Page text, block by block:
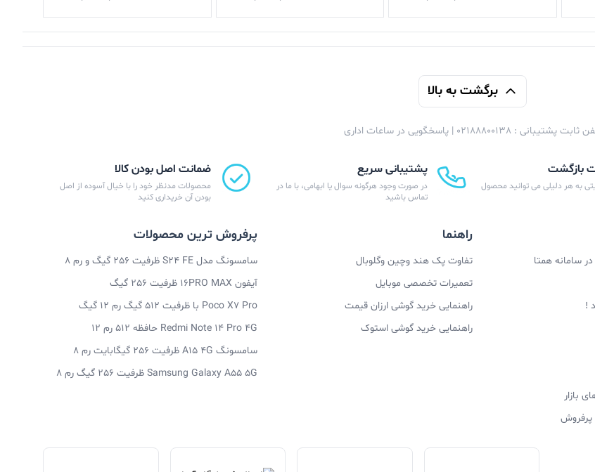
برگشت به بالا
پشتیبانی : 02188800138 | پاسخگویی در ساعات اداری
به هر دلیلی می توانید محصول
پشتیبانی سریع
در صورت وجود هرگونه سوال یا ابهامی، با ما در
تماس باشید
ضمانت اصل بودن کالا
محصولات مدنظر خود را با خیال آسوده از اصل
بودن آن خریداری کنید
سامانه همتا
!
بازار
پرفروش
راهنما
تفاوت پک هند وچین وگلوبال
تعمیرات تخصصی موبایل
راهنمایی خرید گوشی ارزان قیمت
راهنمایی خرید گوشی استوک
پرفروش ترین محصولات
سامسونگ مدل S24 FE ظرفیت 256 گیگ و رم 8
آیفون 16PRO MAX ظرفیت 256 گیگ
Poco X7 Pro با ظرفیت 512 گیگ رم 12 گیگ
Redmi Note 14 Pro 4G حافظه 512 رم 12
سامسونگ A15 4G ظرفیت 256 گیگابایت رم 8
Samsung Galaxy A55 5G ظرفیت 256 گیگ رم 8